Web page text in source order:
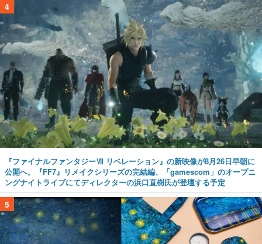
4
『ファイナルファンタジーⅦ リベレーション』の新映像が8月26日早朝に
公開へ。『FF7』リメイクシリーズの完結編、「gamescom」のオープニ
ングナイトライブにてディレクターの浜口直樹氏が登壇する予定
5